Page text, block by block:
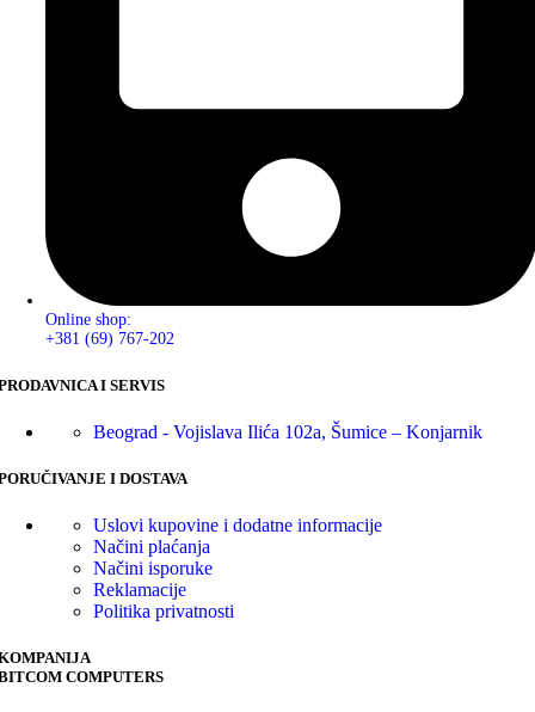
Online shop:
+381 (69) 767-202
I SERVIS
Beograd - Vojislava Ilića 102a, Šumice – Konjarnik
I DOSTAVA
Uslovi kupovine i dodatne informacije
Načini plaćanja
Načini isporuke
Reklamacije
Politika privatnosti
COMPUTERS